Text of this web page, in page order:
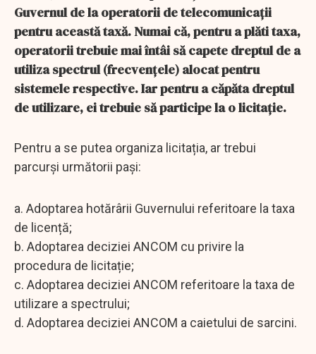
Guvernul de la operatorii de telecomunicații
pentru această taxă. Numai că, pentru a plăti taxa,
operatorii trebuie mai întâi să capete dreptul de a
utiliza spectrul (frecvențele) alocat pentru
sistemele respective. Iar pentru a căpăta dreptul
de utilizare, ei trebuie să participe la o licitație.
Pentru a se putea organiza licitația, ar trebui
parcurși următorii pași:
a. Adoptarea hotărârii Guvernului referitoare la taxa
de licență;
b. Adoptarea deciziei ANCOM cu privire la
procedura de licitație;
c. Adoptarea deciziei ANCOM referitoare la taxa de
utilizare a spectrului;
d. Adoptarea deciziei ANCOM a caietului de sarcini.